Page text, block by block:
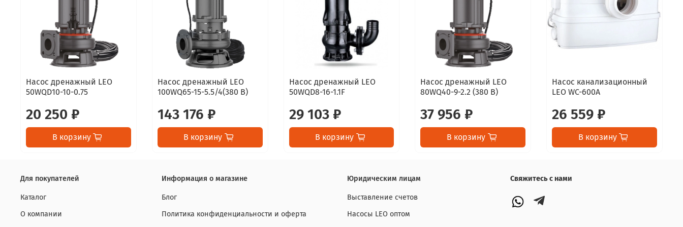
Насос дренажный LEO
50WQD10-10-0.75
20 250 ₽
В корзину
Насос дренажный LEO
100WQ65-15-5.5/4(380 В)
143 176 ₽
В корзину
Насос дренажный LEO
50WQD8-16-1.1F
29 103 ₽
В корзину
Насос дренажный LEO
80WQ40-9-2.2 (380 В)
37 956 ₽
В корзину
Насос канализационный
LEO WC-600A
26 559 ₽
В корзину
Для покупателей
Каталог
О компании
Информация о магазине
Блог
Политика конфиденциальности и оферта
Юридическим лицам
Выставление счетов
Насосы LEO оптом
Свяжитесь с нами